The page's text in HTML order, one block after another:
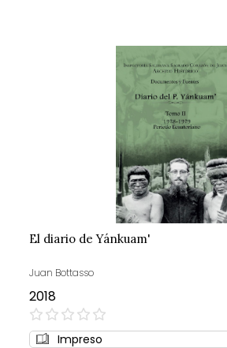
El diario de Yánkuam'
Juan Bottasso
2018
0%
Impreso